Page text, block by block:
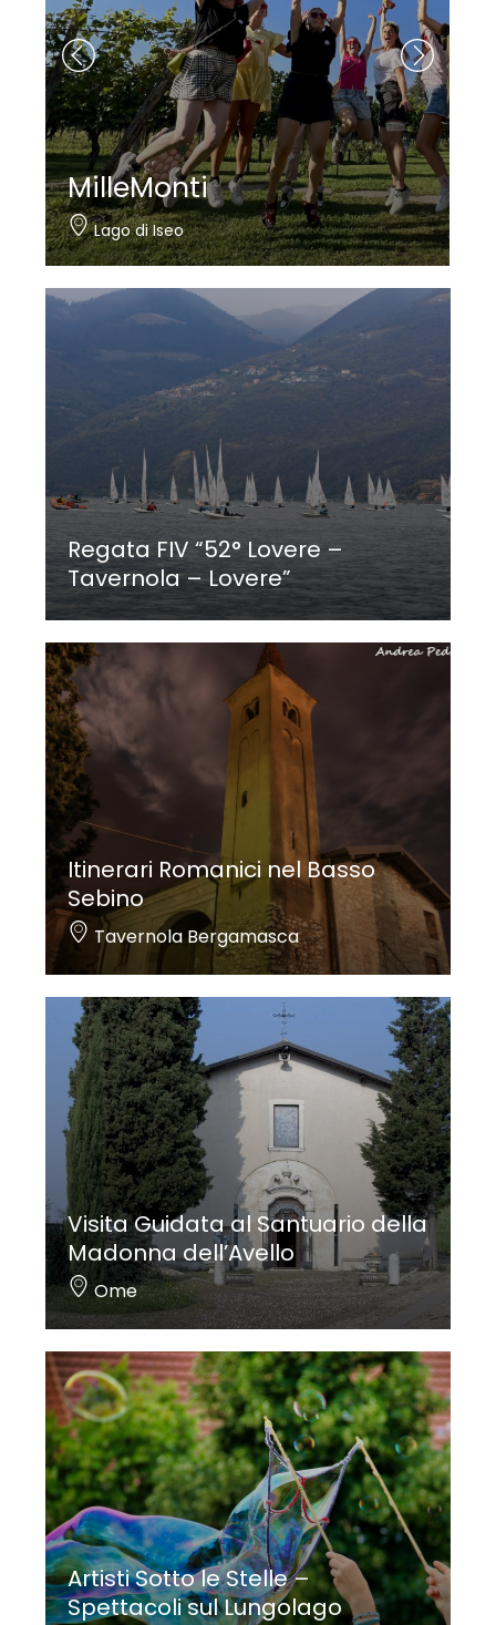
Nautica Bertelli
Paratico
Regata FIV “52° Lovere –
Tavernola – Lovere”
Itinerari Romanici nel Basso
Sebino
Tavernola Bergamasca
Visita Guidata al Santuario della
Madonna dell’Avello
Ome
Artisti Sotto le Stelle –
Spettacoli sul Lungolago